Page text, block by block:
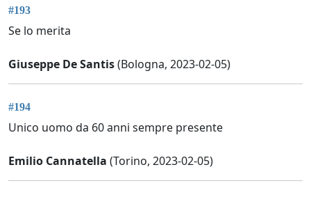
#193
Se lo merita
Giuseppe De Santis(Bologna, 2023-02-05)
#194
Unico uomo da 60 anni sempre presente
Emilio Cannatella (Torino, 2023-02-05)